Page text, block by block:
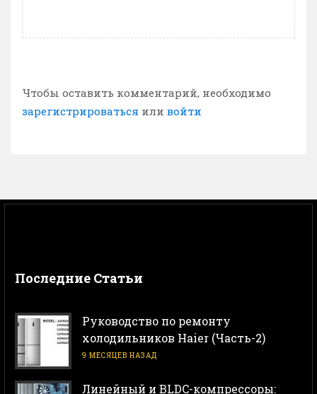
Чтобы оставить комментарий, необходимо
зарегистрироваться или войти
Последние Статьи
Руководство по ремонту
холодильников Haier (Часть-2)
9 МЕСЯЦЕВ НАЗАД
Линейный и BLDC-компрессоры: